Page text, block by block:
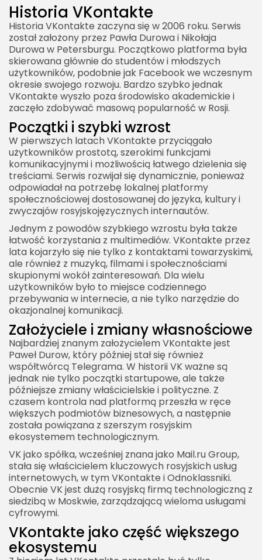
Historia VKontakte
Historia VKontakte zaczyna się w 2006 roku. Serwis
został założony przez Pawła Durowa i Nikołaja
Durowa w Petersburgu. Początkowo platforma była
skierowana głównie do studentów i młodszych
użytkowników, podobnie jak Facebook we wczesnym
okresie swojego rozwoju. Bardzo szybko jednak
VKontakte wyszło poza środowisko akademickie i
zaczęło zdobywać masową popularność w Rosji.
Początki i szybki wzrost
W pierwszych latach VKontakte przyciągało
użytkowników prostotą, szerokimi funkcjami
komunikacyjnymi i możliwością łatwego dzielenia się
treściami. Serwis rozwijał się dynamicznie, ponieważ
odpowiadał na potrzebę lokalnej platformy
społecznościowej dostosowanej do języka, kultury i
zwyczajów rosyjskojęzycznych internautów.
Jednym z powodów szybkiego wzrostu była także
łatwość korzystania z multimediów. VKontakte przez
lata kojarzyło się nie tylko z kontaktami towarzyskimi,
ale również z muzyką, filmami i społecznościami
skupionymi wokół zainteresowań. Dla wielu
użytkowników było to miejsce codziennego
przebywania w internecie, a nie tylko narzędzie do
okazjonalnej komunikacji.
Założyciele i zmiany własnościowe
Najbardziej znanym założycielem VKontakte jest
Paweł Durow, który później stał się również
współtwórcą Telegrama. W historii VK ważne są
jednak nie tylko początki startupowe, ale także
późniejsze zmiany właścicielskie i polityczne. Z
czasem kontrola nad platformą przeszła w ręce
większych podmiotów biznesowych, a następnie
została powiązana z szerszym rosyjskim
ekosystemem technologicznym.
VK jako spółka, wcześniej znana jako Mail.ru Group,
stała się właścicielem kluczowych rosyjskich usług
internetowych, w tym VKontakte i Odnoklassniki.
Obecnie VK jest dużą rosyjską firmą technologiczną z
siedzibą w Moskwie, zarządzającą wieloma usługami
cyfrowymi.
VKontakte jako część większego
ekosystemu
Komunikacja i superaplikacje
Lokalność i geopolityka
Zalety VKontakte
Ograniczenia VKontakte
Jak bezpiecznie korzystać z VKontakte?
VKontakte w strategii obecności online
VKontakte jako zjawisko cyfrowe